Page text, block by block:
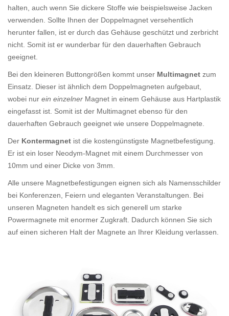
halten, auch wenn Sie dickere Stoffe wie beispielsweise Jacken
verwenden. Sollte Ihnen der Doppelmagnet versehentlich
herunter fallen, ist er durch das Gehäuse geschützt und zerbricht
nicht. Somit ist er wunderbar für den dauerhaften Gebrauch
geeignet.
Bei den kleineren Buttongrößen kommt unser Multimagnet zum
Einsatz. Dieser ist ähnlich dem Doppelmagneten aufgebaut,
wobei nur ein einzelner Magnet in einem Gehäuse aus Hartplastik
eingefasst ist. Somit ist der Multimagnet ebenso für den
dauerhaften Gebrauch geeignet wie unsere Doppelmagnete.
Der Kontermagnet ist die kostengünstigste Magnetbefestigung.
Er ist ein loser Neodym-Magnet mit einem Durchmesser von
10mm und einer Dicke von 3mm.
Alle unsere Magnetbefestigungen eignen sich als Namensschilder
bei Konferenzen, Feiern und eleganten Veranstaltungen. Bei
unseren Magneten handelt es sich generell um starke
Powermagnete mit enormer Zugkraft. Dadurch können Sie sich
auf einen sicheren Halt der Magnete an Ihrer Kleidung verlassen.